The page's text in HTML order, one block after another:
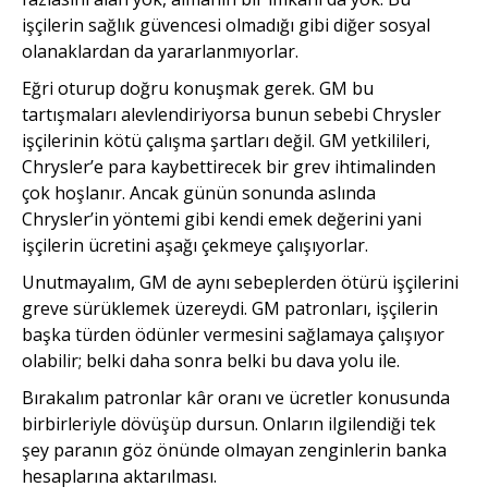
işçilerin sağlık güvencesi olmadığı gibi diğer sosyal
olanaklardan da yararlanmıyorlar.
Eğri oturup doğru konuşmak gerek. GM bu
tartışmaları alevlendiriyorsa bunun sebebi Chrysler
işçilerinin kötü çalışma şartları değil. GM yetkilileri,
Chrysler’e para kaybettirecek bir grev ihtimalinden
çok hoşlanır. Ancak günün sonunda aslında
Chrysler’in yöntemi gibi kendi emek değerini yani
işçilerin ücretini aşağı çekmeye çalışıyorlar.
Unutmayalım, GM de aynı sebeplerden ötürü işçilerini
greve sürüklemek üzereydi. GM patronları, işçilerin
başka türden ödünler vermesini sağlamaya çalışıyor
olabilir; belki daha sonra belki bu dava yolu ile.
Bırakalım patronlar kâr oranı ve ücretler konusunda
birbirleriyle dövüşüp dursun. Onların ilgilendiği tek
şey paranın göz önünde olmayan zenginlerin banka
hesaplarına aktarılması.